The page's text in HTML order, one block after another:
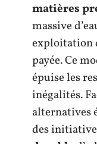
matières
massive
exploitation
payée. Ce
épuise les
inégalités.
alternatives
des